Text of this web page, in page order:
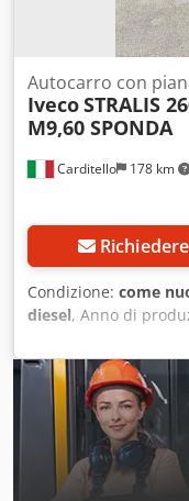
Carditello 178 km
Autocarro con
IvecoSTRALIS
M9,60 SPONDA
Richiedere
Condizione: come
diesel, Anno di
260S42ANNO 12/
CON TERZO ASSE
POSTERIORE
LUNGHEZZA TELAIO
300000KM
CONDIZIONI